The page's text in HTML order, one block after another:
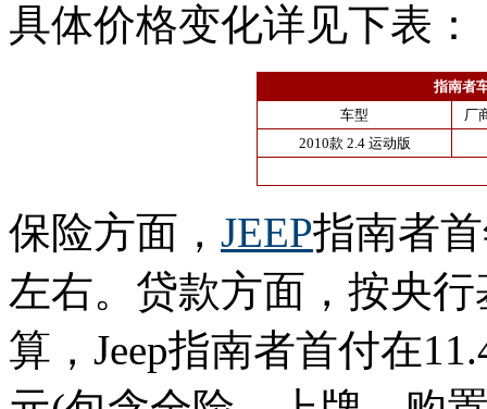
具体价格变化详见下表：
指南者
车型
厂
2010款 2.4 运动版
保险方面， JEEP指南者
左右。贷款方面，按央
算，Jeep指南者首付在